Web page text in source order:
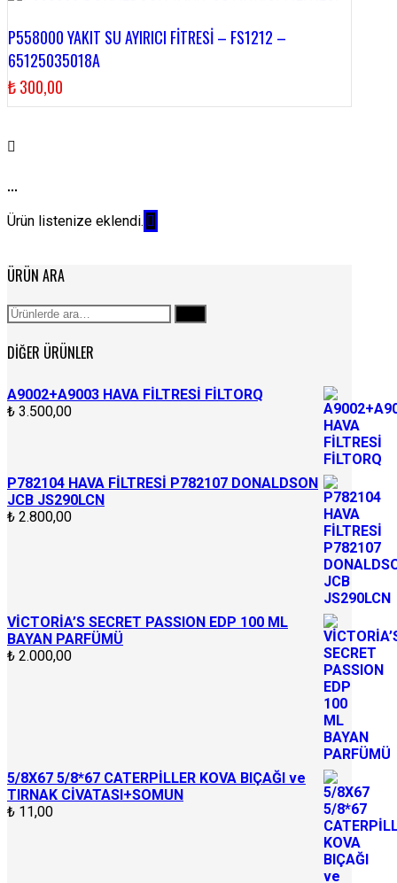
P558000 YAKIT SU AYIRICI FİTRESİ – FS1212 –
65125035018A
₺300,00
...
Ürün listenize eklendi.
ÜRÜN ARA
Ara:
DIĞER ÜRÜNLER
A9002+A9003 HAVA FİLTRESİ FİLTORQ
₺ 3.500,00
P782104 HAVA FİLTRESİ P782107 DONALDSON
JCB JS290LCN
₺ 2.800,00
VİCTORİA’S SECRET PASSION EDP 100 ML
BAYAN PARFÜMÜ
₺ 2.000,00
5/8X67 5/8*67 CATERPİLLER KOVA BIÇAĞI ve
TIRNAK CİVATASI+SOMUN
₺ 11,00